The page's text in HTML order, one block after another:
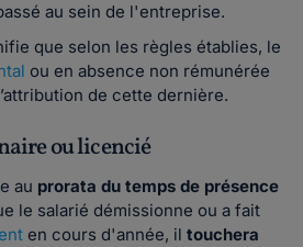
au sein de l'entreprise.
que selon les règles établies, le
ou en absence non rémunérée
de cette dernière.
ou licencié
au prorata du temps de présence
le salarié démissionne ou a fait
en cours d'année, il touchera